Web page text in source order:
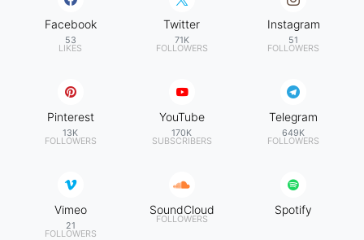
Facebook
53
LIKES
Twitter
71K
FOLLOWERS
Instagram
51
FOLLOWERS
Pinterest
13K
FOLLOWERS
YouTube
170K
SUBSCRIBERS
Telegram
649K
FOLLOWERS
Vimeo
21
FOLLOWERS
SoundCloud
FOLLOWERS
Spotify